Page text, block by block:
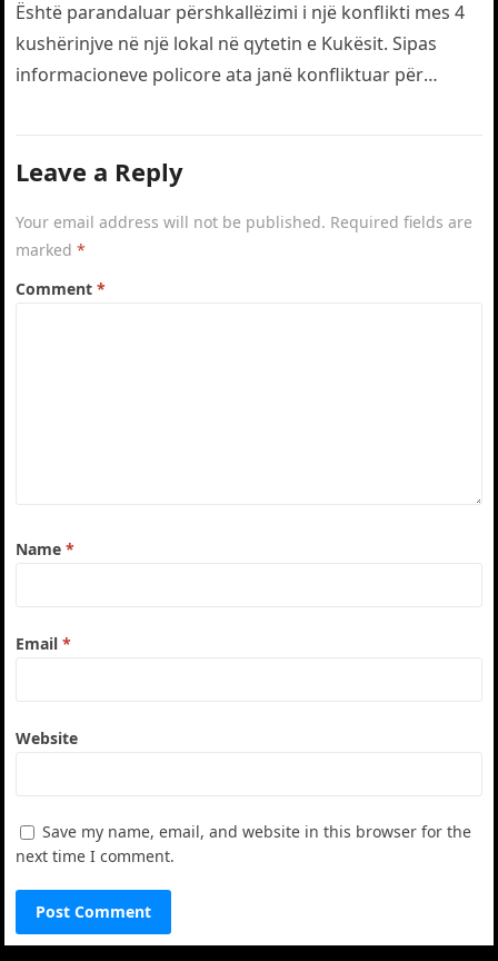
drejt traumës
Është parandaluar përshkallëzimi i një konflikti mes 4
kushërinjve në një lokal në qytetin e Kukësit. Sipas
informacioneve policore ata janë konfliktuar për
Leave a Reply
Your email address will not be published. Required fields are
marked*
Comment*
Name*
Email*
Website
Save my name, email, and website in this browser for the
next time I comment.